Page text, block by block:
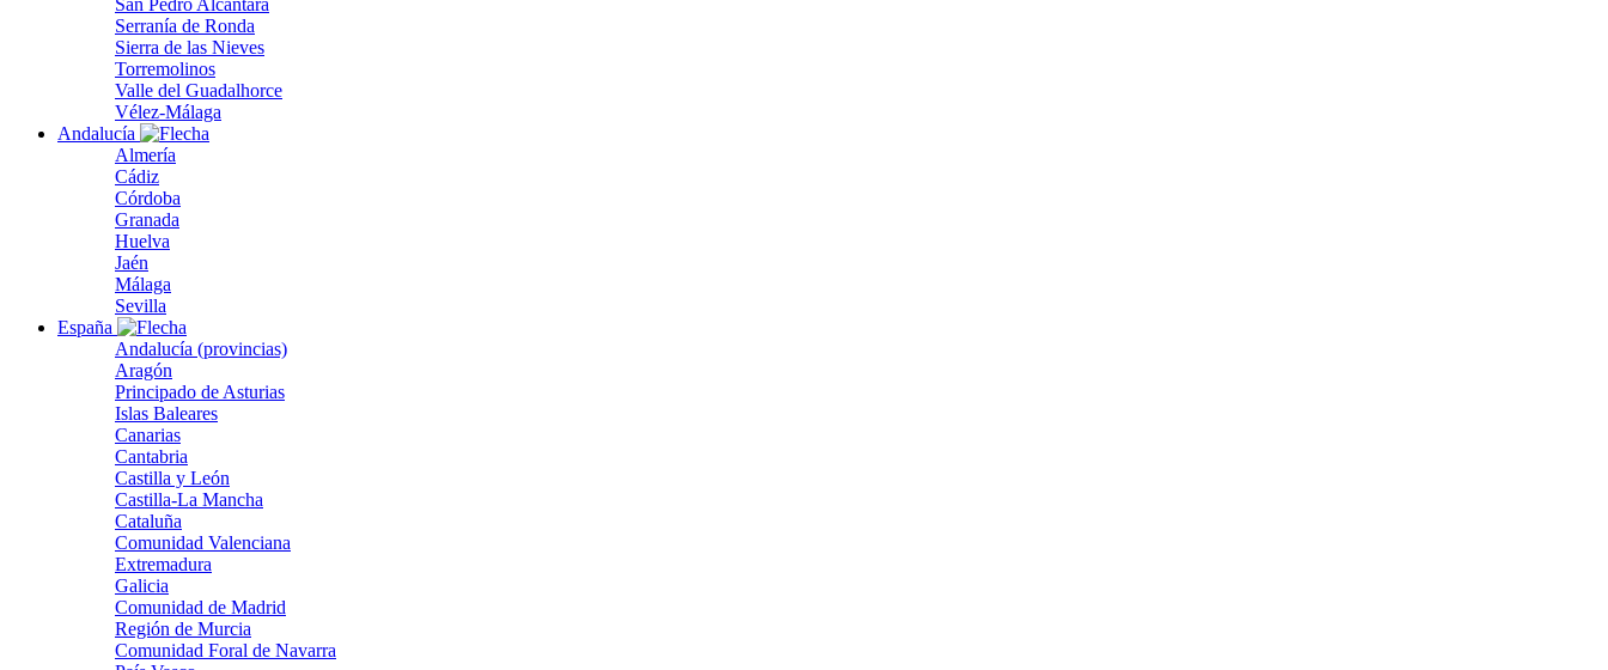
San Pedro Alcántara
Serranía de Ronda
Sierra de las Nieves
Torremolinos
Valle del Guadalhorce
Vélez-Málaga
Andalucía
Almería
Cádiz
Córdoba
Granada
Huelva
Jaén
Málaga
Sevilla
España
Andalucía (provincias)
Aragón
Principado de Asturias
Islas Baleares
Canarias
Cantabria
Castilla y León
Castilla-La Mancha
Cataluña
Comunidad Valenciana
Extremadura
Galicia
Comunidad de Madrid
Región de Murcia
Comunidad Foral de Navarra